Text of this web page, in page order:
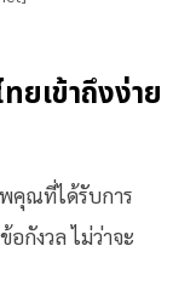
ยเข้าถึงง่าย
คุณที่ได้รับการ
กังวล ไม่ว่าจะ